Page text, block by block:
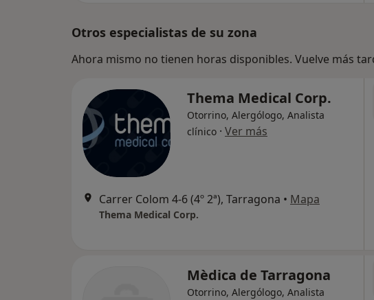
Otros especialistas de su zona
Ahora mismo no tienen horas disponibles. Vuelve más
Thema Medical Corp.
Otorrino, Alergólogo, Analista
clínico · Ver más
Carrer Colom 4-6 (4º 2ª), Tarragona • Mapa
Thema Medical Corp.
Mèdica de Tarragona
Otorrino, Alergólogo, Analista